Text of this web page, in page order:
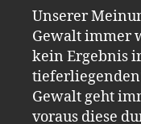
Unserer
Gewalt immer
kein Ergebnis
Gewalt geht
voraus diese